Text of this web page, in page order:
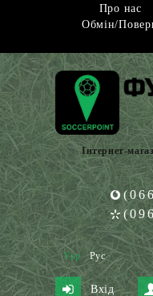
Про нас
Обмін/
Інтернет-
Укр Рус
Вхід